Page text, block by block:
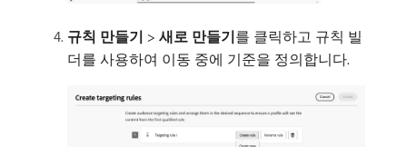
규칙 만들기 > 새로 만들기​를 클릭하고 규칙 빌
더를 사용하여 이동 중에 기준을 정의합니다.